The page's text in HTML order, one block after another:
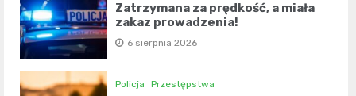
Zatrzymana za prędkość, a miała
zakaz prowadzenia!
6 sierpnia 2026
Policja Przestępstwa